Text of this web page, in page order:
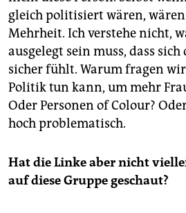
gleich politisiert wären,
Mehrheit. Ich verstehe nicht,
ausgelegt sein muss, dass
sicher fühlt. Warum fragen
Politik tun kann, um mehr
Oder Personen of Colour?
hoch problematisch.
Hat die Linke aber nicht
auf diese Gruppe geschaut?